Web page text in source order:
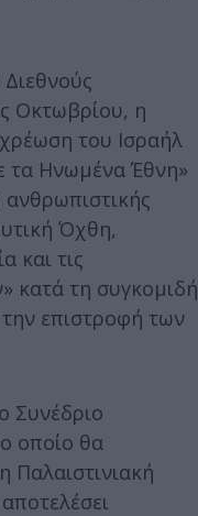
Οκτωβρίου, η
του Ισραήλ
τα Ηνωμένα Έθνη»
Όχθη,
και τις
κατά τη συγκομιδή
την επιστροφή των
Συνέδριο
οποίο θα
Παλαιστινιακή